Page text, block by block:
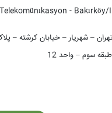
Telekomünıkasyon -
سوم – واحد 12